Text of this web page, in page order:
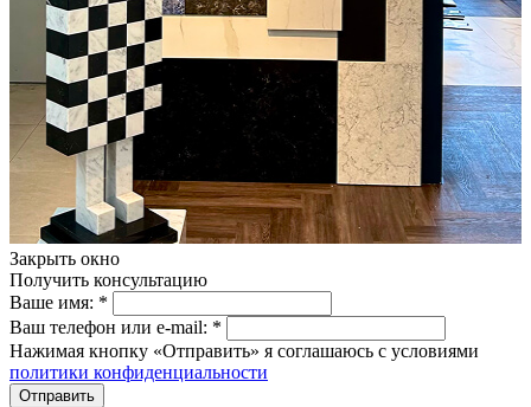
Закрыть окно
Получить консультацию
Ваше имя: *
Ваш телефон или e-mail: *
Нажимая кнопку «Отправить» я соглашаюсь с условиями
политики конфиденциальности
Отправить